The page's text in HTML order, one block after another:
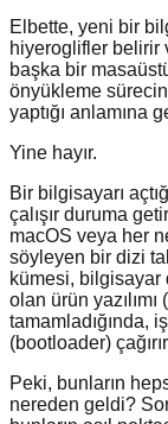
Elbette, yeni bir
hiyeroglifler belirir
başka bir
önyükleme
yaptığı anlamına
Yine hayır.
Bir bilgisayarı
çalışır duruma
macOS veya her
söyleyen bir dizi
kümesi, bilgisayar
olan ürün
tamamladığında,
(bootloader)
Peki, bunların
nereden geldi?